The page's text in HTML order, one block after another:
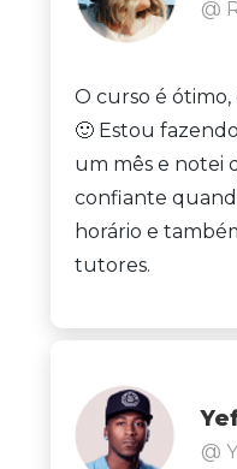
@
O curso é
🙂 Estou
um mês e notei
confiante
horário e
tutores.
@